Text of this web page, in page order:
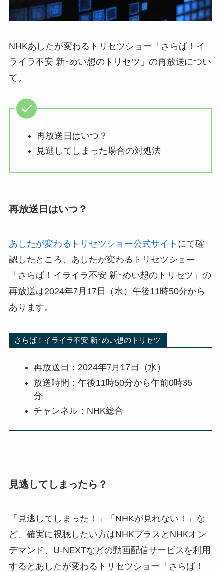
NHKあしたが変わるトリセツショー「さらば！イ
ライラ不安 新･めい想のトリセツ」の再放送につい
て。
再放送日はいつ？
見逃してしまった場合の対処法
再放送日はいつ？
あしたが変わるトリセツショー公式サイト にて確
認したところ、あしたが変わるトリセツショー
「さらば！イライラ不安 新･めい想のトリセツ」の
再放送は2024年7月17日（水）午後11時50分から
あります。
さらば！イライラ不安 新･めい想のトリセツ
再放送日：2024年7月17日（水）
放送時間：午後11時50分から午前0時35
分
チャンネル：NHK総合
見逃してしまったら？
「見逃してしまった！」「NHKが見れない！」な
ど、確実に視聴したい方はNHKプラスとNHKオン
デマンド、U-NEXTなどの動画配信サービスを利用
するとあしたが変わるトリセツショー「さらば！